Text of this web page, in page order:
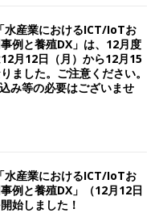
水産業におけるICT/IoTお
例と養殖DX」は、12月度
月12日（月）から12月15
ました。ご注意ください。
み等の必要はございませ
水産業におけるICT/IoTお
例と養殖DX」（12月12日
始しました！